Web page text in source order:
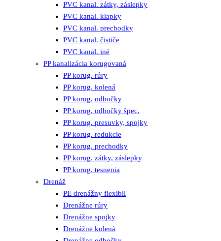
PVC kanal. zátky, záslepky
PVC kanal. klapky
PVC kanal. prechodky
PVC kanal. čističe
PVC kanal. iné
PP kanalizácia korugovaná
PP korug. rúry
PP korug. kolená
PP korug. odbočky
PP korug. odbočky špec.
PP korug. presuvky, spojky
PP korug. redukcie
PP korug. prechodky
PP korug. zátky, záslepky
PP korug. tesnenia
Drenáž
PE drenážny flexibil
Drenážne rúry
Drenážne spojky
Drenážne kolená